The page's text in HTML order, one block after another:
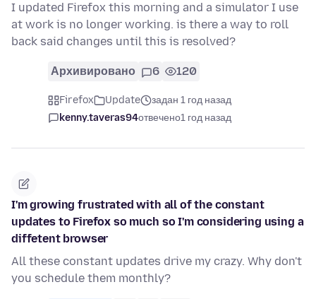
I updated Firefox this morning and a simulator I use
at work is no longer working. is there a way to roll
back said changes until this is resolved?
Архивировано 6 120
Firefox Update
задан 1 год назад
kenny.taveras94отвечено1 год назад
I'm growing frustrated with all of the constant
updates to Firefox so much so I'm considering using a
diffetent browser
All these constant updates drive my crazy. Why don't
you schedule them monthly?